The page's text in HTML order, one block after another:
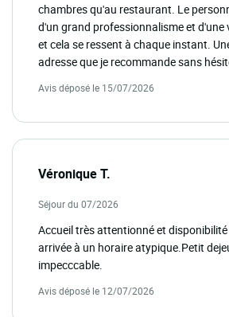
chambres qu'au restaurant. Le
d'un grand professionnalisme et d'une
et cela se ressent à chaque instant.
adresse que je recommande sans
Avis déposé le 15/07/2026
Véronique T.
Séjour du 07/2026
Accueil très attentionné et
arrivée à un horaire atypique.Petit
impecccable.
Avis déposé le 12/07/2026